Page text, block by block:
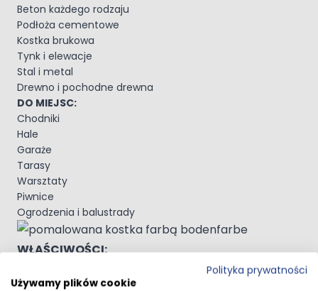
Beton każdego rodzaju
Podłoża cementowe
Kostka brukowa
Tynk i elewacje
Stal i metal
Drewno i pochodne drewna
DO MIEJSC:
Chodniki
Hale
Garaże
Tarasy
Warsztaty
Piwnice
Ogrodzenia i balustrady
WŁAŚCIWOŚCI:
Wysoka odporność na ścieranie i uderzenia
Bardzo dobra przyczepność do każdego podłoża
Polityka prywatności
Używamy plików cookie